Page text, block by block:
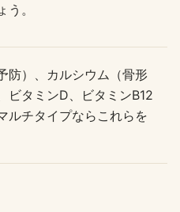
。
防）、カルシウム（骨形
ビタミンD、ビタミンB12
ルチタイプならこれらを